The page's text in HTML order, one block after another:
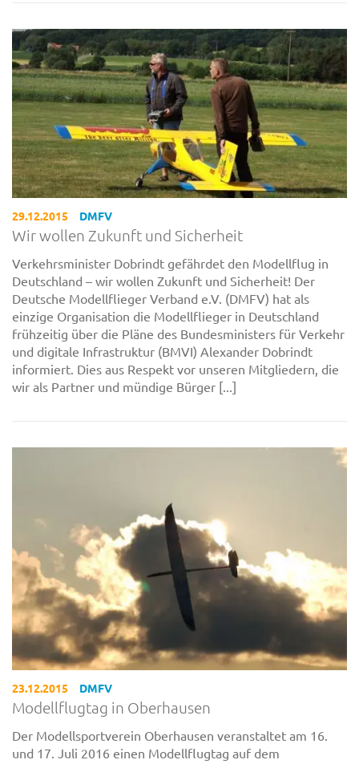
29.12.2015 DMFV
Wir wollen Zukunft und Sicherheit
Verkehrsminister Dobrindt gefährdet den Modellflug in
Deutschland – wir wollen Zukunft und Sicherheit! Der
Deutsche Modellflieger Verband e.V. (DMFV) hat als
einzige Organisation die Modellflieger in Deutschland
frühzeitig über die Pläne des Bundesministers für Verkehr
und digitale Infrastruktur (BMVI) Alexander Dobrindt
informiert. Dies aus Respekt vor unseren Mitgliedern, die
wir als Partner und mündige Bürger [...]
23.12.2015 DMFV
Modellflugtag in Oberhausen
Der Modellsportverein Oberhausen veranstaltet am 16.
und 17. Juli 2016 einen Modellflugtag auf dem